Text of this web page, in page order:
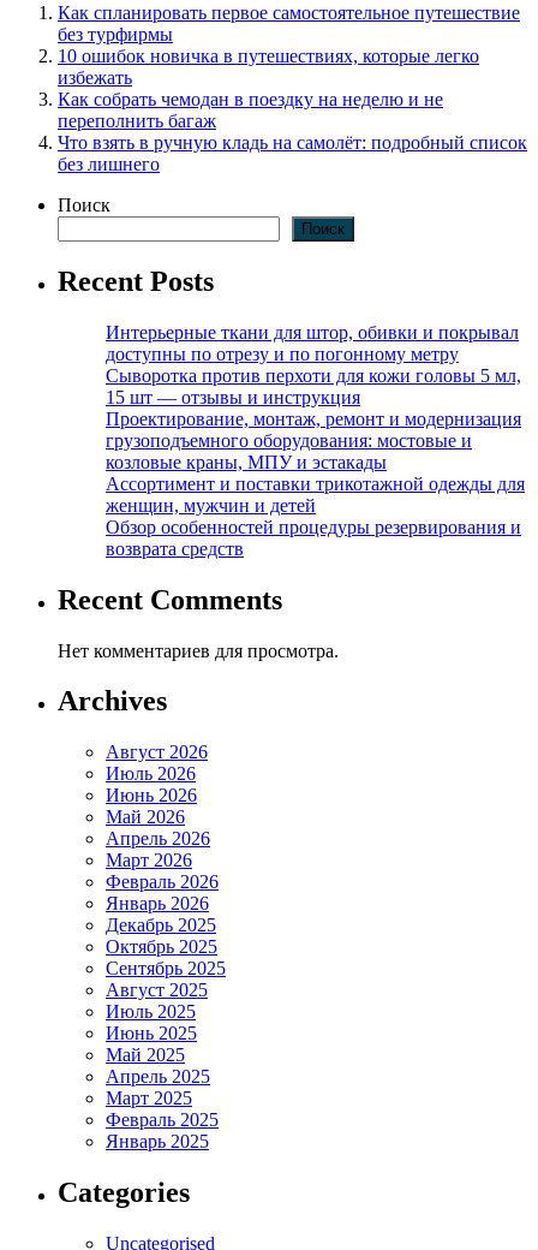
Как спланировать первое самостоятельное путешествие
без турфирмы
10 ошибок новичка в путешествиях, которые легко
избежать
Как собрать чемодан в поездку на неделю и не
переполнить багаж
Что взять в ручную кладь на самолёт: подробный список
без лишнего
Поиск
Поиск
Recent Posts
Интерьерные ткани для штор, обивки и покрывал
доступны по отрезу и по погонному метру
Сыворотка против перхоти для кожи головы 5 мл,
15 шт — отзывы и инструкция
Проектирование, монтаж, ремонт и модернизация
грузоподъемного оборудования: мостовые и
козловые краны, МПУ и эстакады
Ассортимент и поставки трикотажной одежды для
женщин, мужчин и детей
Обзор особенностей процедуры резервирования и
возврата средств
Recent Comments
Нет комментариев для просмотра.
Archives
Август 2026
Июль 2026
Июнь 2026
Май 2026
Апрель 2026
Март 2026
Февраль 2026
Январь 2026
Декабрь 2025
Октябрь 2025
Сентябрь 2025
Август 2025
Июль 2025
Июнь 2025
Май 2025
Апрель 2025
Март 2025
Февраль 2025
Январь 2025
Categories
Uncategorised